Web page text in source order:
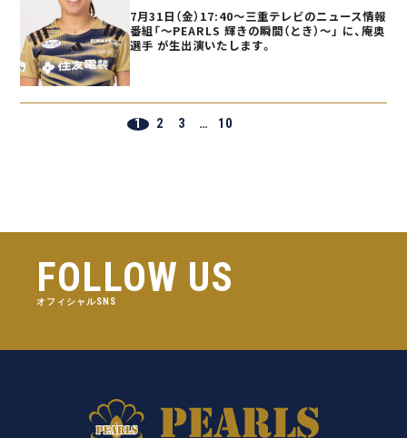
7月31日（金）17:40〜三重テレビのニュース情報
番組「〜PEARLS 輝きの瞬間（とき）〜」 に、庵奥
選手 が生出演いたします。
1 2 3 … 10
FOLLOW US
オフィシャルSNS